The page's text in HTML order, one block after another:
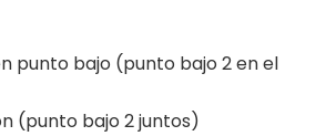
punto bajo (punto bajo 2 en el
(punto bajo 2 juntos)